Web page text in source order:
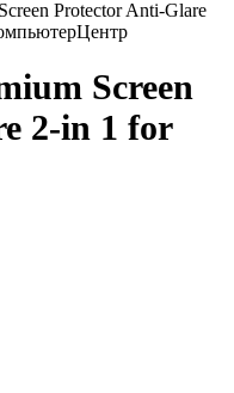
Screen
2-in 1 for